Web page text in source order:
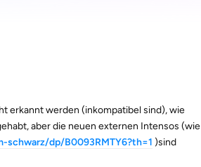
erkannt werden (inkompatibel sind), wie
aber die neuen externen Intensos (wie
dp/B0093RMTY6?th=1 )sind